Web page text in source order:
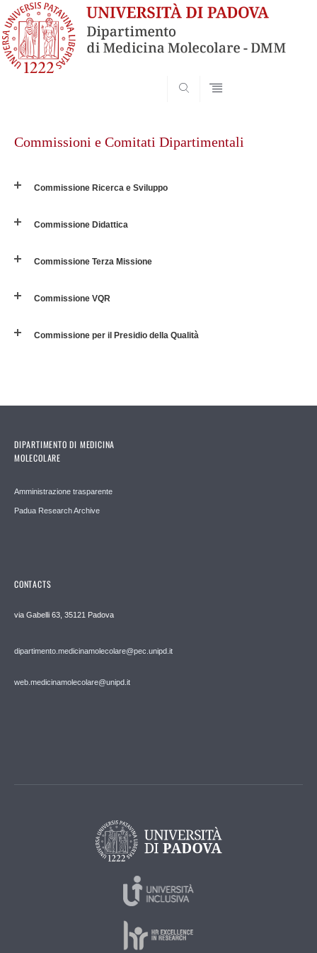
contentCommissioni e Comitati Dipartimentali
Commissione Ricerca e Sviluppo
Commissione Didattica
Commissione Terza Missione
Commissione VQR
Commissione per il Presidio della Qualità
DIPARTIMENTO DI MEDICINA
MOLECOLARE
Amministrazione trasparente
Padua Research Archive
CONTACTS
via Gabelli 63, 35121 Padova
dipartimento.medicinamolecolare@pec.unipd.it
web.medicinamolecolare@unipd.it